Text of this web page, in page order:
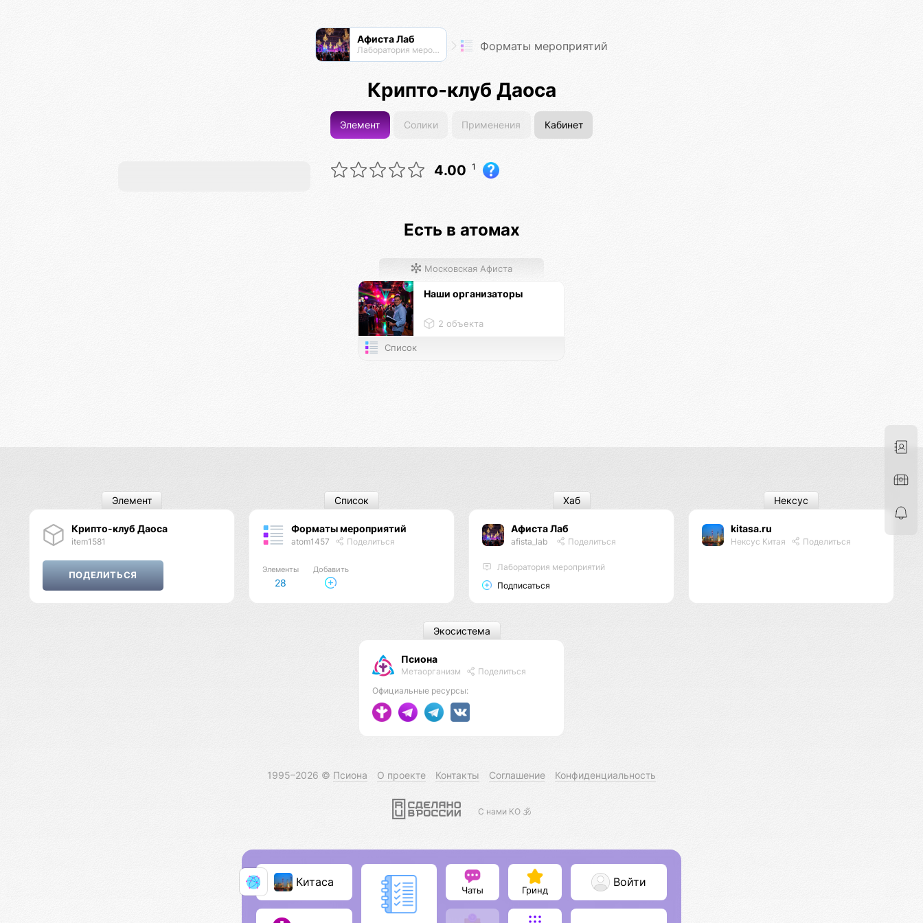
Афиста Лаб
Лаборатория мероприятий Форматы мероприятий
Крипто-клуб Даоса
Элемент Солики Применения Кабинет
4.00 1
Есть в атомах
Московская Афиста
Наши организаторы
2 объекта
Список
Крипто-клуб Даоса
item1581
Элемент
Форматы мероприятий
atom1457 Поделиться
Элементы
28
Добавить
Список
Афиста Лаб
afista_lab Поделиться
Лаборатория мероприятий
Подписаться
Хаб
kitasa.ru
Нексус Китая Поделиться
Нексус
Псиона
Метаорганизм
Поделиться
Официальные ресурсы:
Экосистема
1995–2026 © Псиона О проекте Контакты Соглашение Конфиденциальность
С нами КО 🕉️
Китаса
Чаты Гринд
Войти